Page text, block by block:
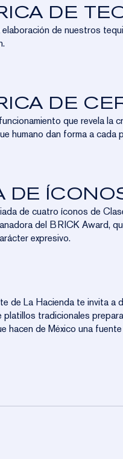
DE
elaboración de nuestros
DE
que revela la
humano dan forma a cada
DE
de cuatro íconos de
del BRICK Award,
expresivo.
de La Hacienda te invita a
platillos tradicionales
hacen de México una